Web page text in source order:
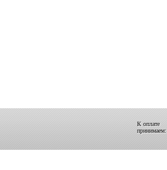
К оплате
принимаем: